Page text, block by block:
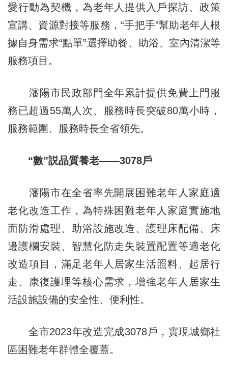
愛行動為契機，為老年人提供入戶探訪、政策
宣講、資源對接等服務，“手把手”幫助老年人根
據自身需求“點單”選擇助餐、助浴、室內清潔等
服務項目。
瀋陽市民政部門全年累計提供免費上門服
務已超過55萬人次、服務時長突破80萬小時，
服務範圍、服務時長全省領先。
“數”説品質養老——3078戶
瀋陽市在全省率先開展困難老年人家庭適
老化改造工作，為特殊困難老年人家庭實施地
面防滑處理、助浴設施改造、護理床配備、床
邊護欄安裝、智慧化防走失裝置配置等適老化
改造項目，滿足老年人居家生活照料、起居行
走、康復護理等核心需求，增強老年人居家生
活設施設備的安全性、便利性。
全市2023年改造完成3078戶，實現城鄉社
區困難老年群體全覆蓋。